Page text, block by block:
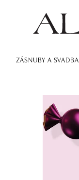
ZÁSNUBY A SVADBA